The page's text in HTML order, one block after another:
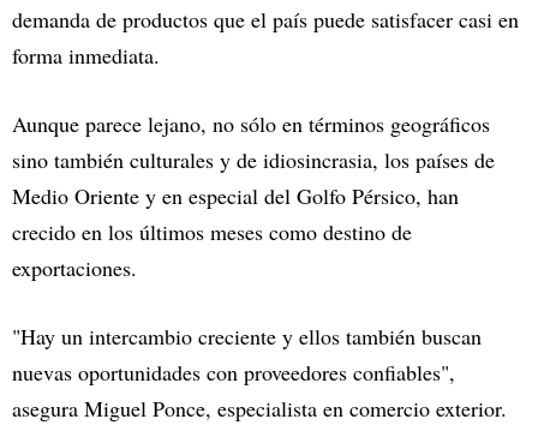
demanda de productos que el país puede satisfacer casi en
forma inmediata.
Aunque parece lejano, no sólo en términos geográficos
sino también culturales y de idiosincrasia, los países de
Medio Oriente y en especial del Golfo Pérsico, han
crecido en los últimos meses como destino de
exportaciones.
"Hay un intercambio creciente y ellos también buscan
nuevas oportunidades con proveedores confiables",
asegura Miguel Ponce, especialista en comercio exterior.